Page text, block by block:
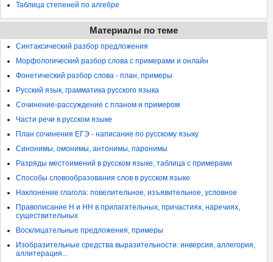
Таблица степеней по алгебре
Материалы по теме
Синтаксический разбор предложения
Морфологический разбор слова с примерами и онлайн
Фонетический разбор слова - план, примеры
Русский язык, грамматика русского языка
Сочинение-рассуждение с планом и примером
Части речи в русском языке
План сочинения ЕГЭ - написание по русскому языку
Синонимы, омонимы, антонимы, паронимы
Разряды местоимений в русском языке, таблица с примерами
Способы словообразования слов в русском языке
Наклонение глагола: повелительное, изъявительное, условное
Правописание Н и НН в прилагательных, причастиях, наречиях,
существительных
Восклицательные предложения, примеры
Изобразительные средства выразительности: инверсия, аллегория,
аллитерация...